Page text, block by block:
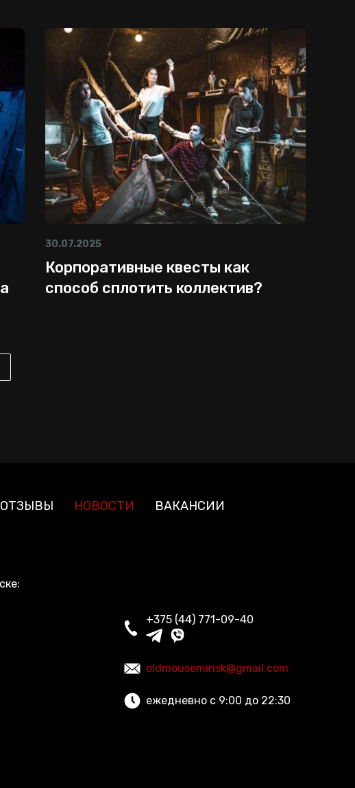
30.07.2025
Корпоративные квесты как
способ сплотить коллектив?
ОТЗЫВЫ НОВОСТИ ВАКАНСИИ
+375 (44) 771-09-40
oldmouseminsk@gmail.com
ежедневно с 9:00 до 22:30